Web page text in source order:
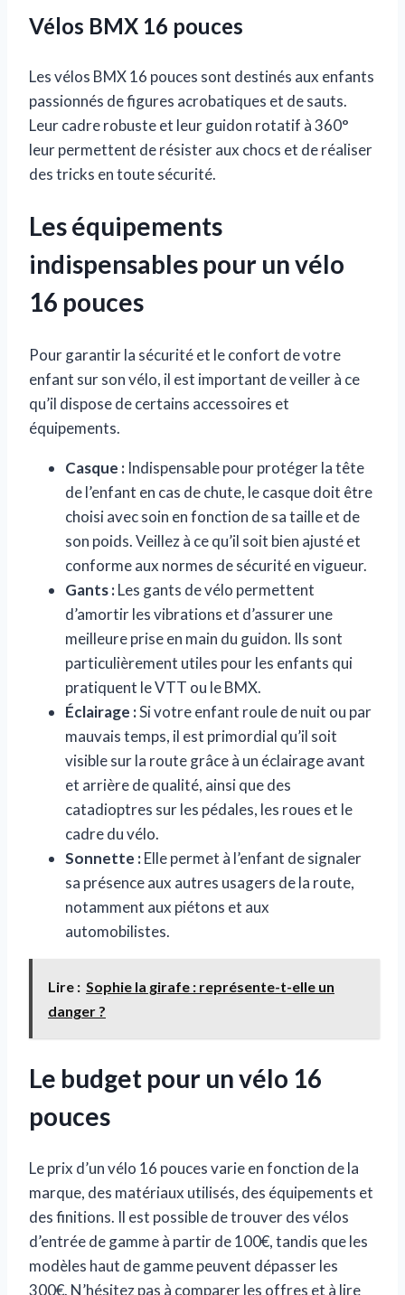
Vélos BMX 16 pouces
Les vélos BMX 16 pouces sont destinés aux enfants
passionnés de figures acrobatiques et de sauts.
Leur cadre robuste et leur guidon rotatif à 360°
leur permettent de résister aux chocs et de réaliser
des tricks en toute sécurité.
Les équipements
indispensables pour un vélo
16 pouces
Pour garantir la sécurité et le confort de votre
enfant sur son vélo, il est important de veiller à ce
qu’il dispose de certains accessoires et
équipements.
Casque : Indispensable pour protéger la tête
de l’enfant en cas de chute, le casque doit être
choisi avec soin en fonction de sa taille et de
son poids. Veillez à ce qu’il soit bien ajusté et
conforme aux normes de sécurité en vigueur.
Gants :Les gants de vélo permettent
d’amortir les vibrations et d’assurer une
meilleure prise en main du guidon. Ils sont
particulièrement utiles pour les enfants qui
pratiquent le VTT ou le BMX.
Éclairage :Si votre enfant roule de nuit ou par
mauvais temps, il est primordial qu’il soit
visible sur la route grâce à un éclairage avant
et arrière de qualité, ainsi que des
catadioptres sur les pédales, les roues et le
cadre du vélo.
Sonnette :Elle permet à l’enfant de signaler
sa présence aux autres usagers de la route,
notamment aux piétons et aux
automobilistes.
Lire : Sophie la girafe : représente-t-elle un
danger ?
Le budget pour un vélo 16
pouces
Le prix d’un vélo 16 pouces varie en fonction de la
marque, des matériaux utilisés, des équipements et
des finitions. Il est possible de trouver des vélos
d’entrée de gamme à partir de 100€, tandis que les
modèles haut de gamme peuvent dépasser les
300€. N’hésitez pas à comparer les offres et à lire